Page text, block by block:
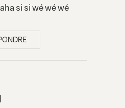
si si wé wé wé